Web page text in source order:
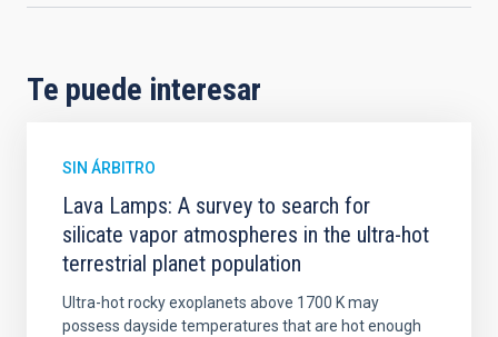
Te puede interesar
SIN ÁRBITRO
Lava Lamps: A survey to search for
silicate vapor atmospheres in the ultra-hot
terrestrial planet population
Ultra-hot rocky exoplanets above 1700 K may
possess dayside temperatures that are hot enough